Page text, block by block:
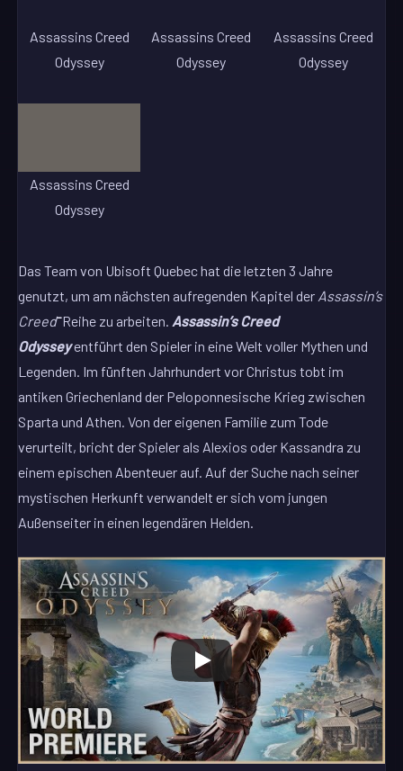
Assassins Creed
Odyssey
Assassins Creed
Odyssey
Assassins Creed
Odyssey
Assassins Creed
Odyssey
Das Team von Ubisoft Quebec hat die letzten 3 Jahre
genutzt, um am nächsten aufregenden Kapitel der Assassin’s
Creed–Reihe zu arbeiten. Assassin’s Creed
Odysseyentführt den Spieler in eine Welt voller Mythen und
Legenden. Im fünften Jahrhundert vor Christus tobt im
antiken Griechenland der Peloponnesische Krieg zwischen
Sparta und Athen. Von der eigenen Familie zum Tode
verurteilt, bricht der Spieler als Alexios oder Kassandra zu
einem epischen Abenteuer auf. Auf der Suche nach seiner
mystischen Herkunft verwandelt er sich vom jungen
Außenseiter in einen legendären Helden.